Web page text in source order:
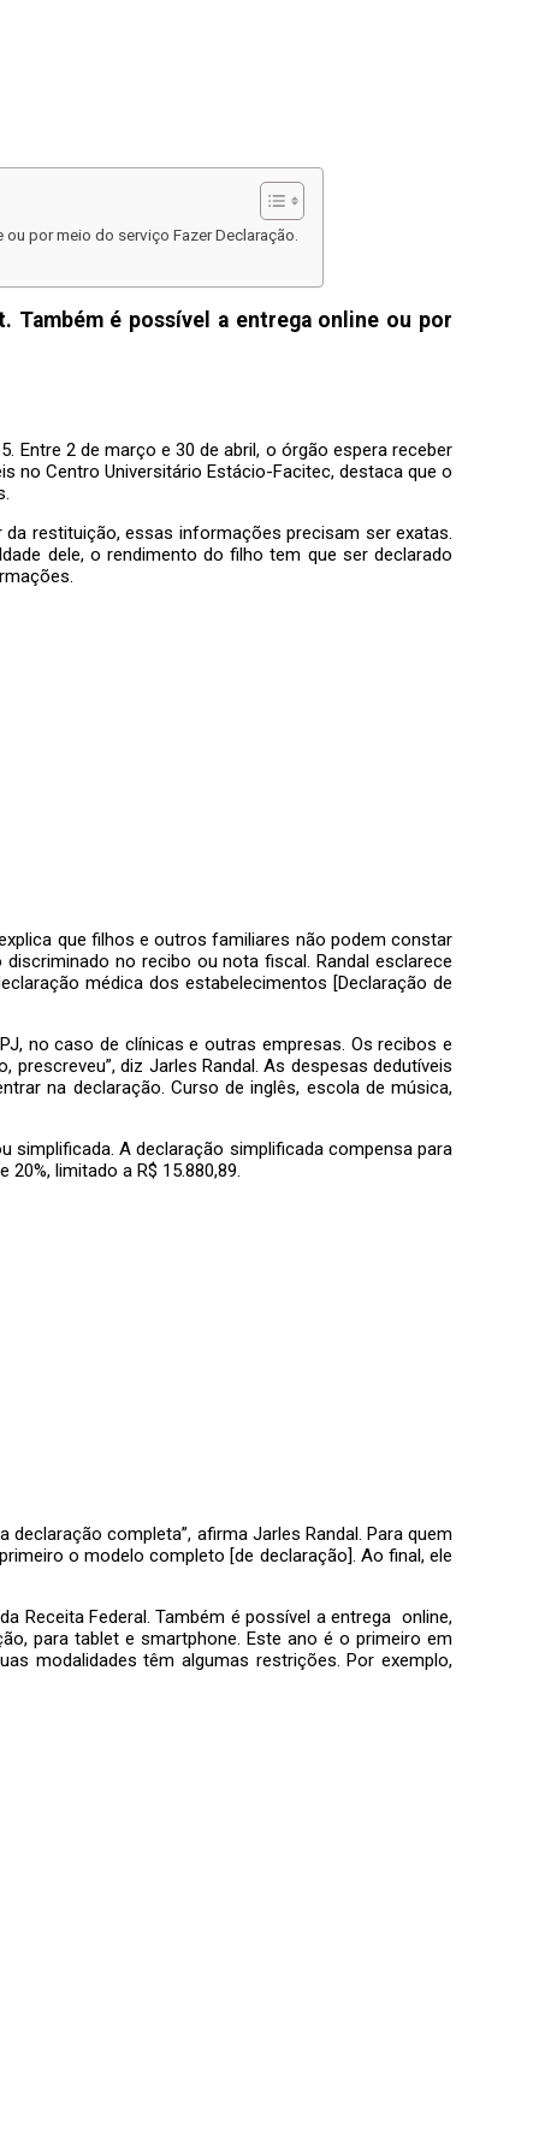
por meio do serviço Fazer Declaração.
Também é possível a entrega online ou por
Entre 2 de março e 30 de abril, o órgão espera receber
no Centro Universitário Estácio-Facitec, destaca que o
restituição, essas informações precisam ser exatas.
dele, o rendimento do filho tem que ser declarado
que filhos e outros familiares não podem constar
no recibo ou nota fiscal. Randal esclarece
médica dos estabelecimentos [Declaração de
no caso de clínicas e outras empresas. Os recibos e
diz Jarles Randal. As despesas dedutíveis
na declaração. Curso de inglês, escola de música,
simplificada. A declaração simplificada compensa para
limitado a R$ 15.880,89.
completa”, afirma Jarles Randal. Para quem
o modelo completo [de declaração]. Ao final, ele
Receita Federal. Também é possível a entrega online,
para tablet e smartphone. Este ano é o primeiro em
modalidades têm algumas restrições. Por exemplo,